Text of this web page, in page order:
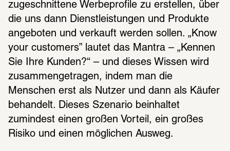
zugeschnittene Werbeprofile zu erstellen, über
die uns dann Dienstleistungen und Produkte
angeboten und verkauft werden sollen. „Know
your customers” lautet das Mantra – „Kennen
Sie Ihre Kunden?“ – und dieses Wissen wird
zusammengetragen, indem man die
Menschen erst als Nutzer und dann als Käufer
behandelt. Dieses Szenario beinhaltet
zumindest einen großen Vorteil, ein großes
Risiko und einen möglichen Ausweg.